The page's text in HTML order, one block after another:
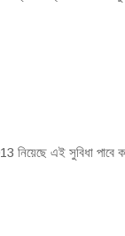
এই সুবিধা পাবে